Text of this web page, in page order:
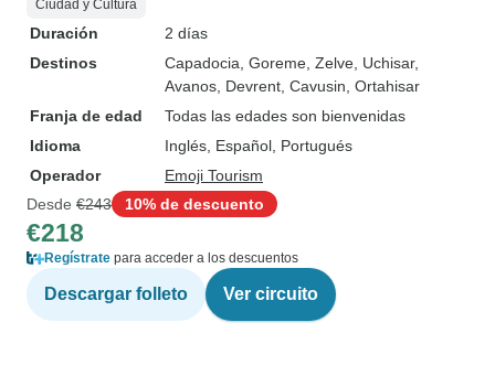
Ciudad y Cultura
Duración
2 días
Destinos
Capadocia , Goreme , Zelve , Uchisar,
Avanos , Devrent , Cavusin , Ortahisar
Franja de edad
Todas las edades son bienvenidas
Idioma
Inglés, Español, Portugués
Operador
Emoji Tourism
Desde €243 10% de descuento
€218
Regístrate para acceder a los descuentos
Descargar folleto Ver circuito